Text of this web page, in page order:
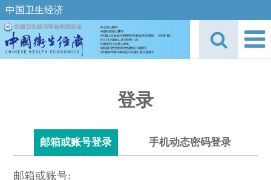
中国卫生经济
登录
邮箱或账号登录 手机动态密码登录
邮箱或账号: